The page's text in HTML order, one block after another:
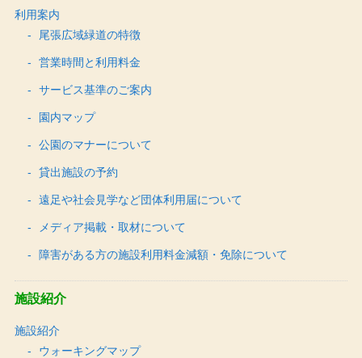
利用案内
尾張広域緑道の特徴
営業時間と利用料金
サービス基準のご案内
園内マップ
公園のマナーについて
貸出施設の予約
遠足や社会見学など団体利用届について
メディア掲載・取材について
障害がある方の施設利用料金減額・免除について
施設紹介
施設紹介
ウォーキングマップ